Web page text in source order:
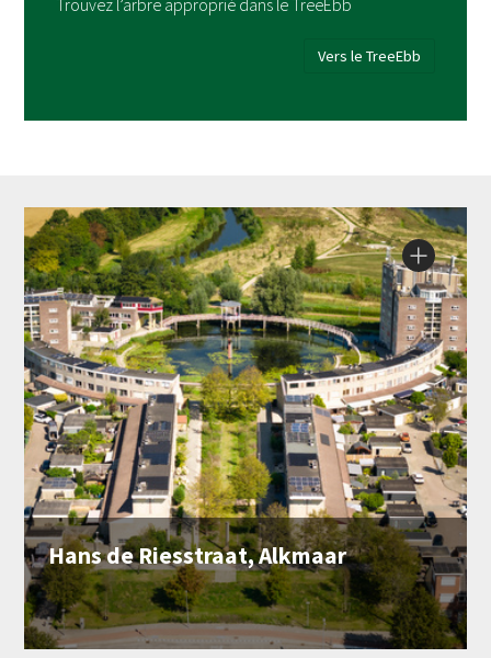
Trouvez l’arbre approprié dans le TreeEbb
Vers le TreeEbb
Hans de Riesstraat, Alkmaar